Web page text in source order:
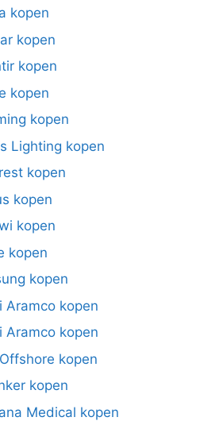
kopen
kopen
kopen
kopen
kopen
Lighting kopen
kopen
kopen
kopen
kopen
kopen
Aramco kopen
Aramco kopen
kopen
kopen
Medical kopen